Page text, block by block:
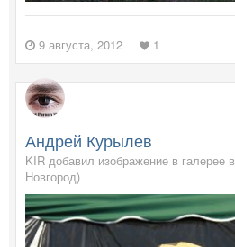
9 августа, 2012 1
Андрей Курылев
KIR добавил изображение в галерее в
Новгород)